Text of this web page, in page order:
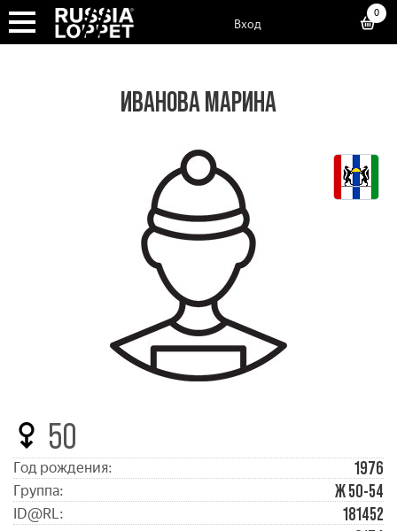
Вход
0
ИВАНОВА МАРИНА
50
Год рождения: 1976
Группа: Ж 50-54
ID@RL: 181452